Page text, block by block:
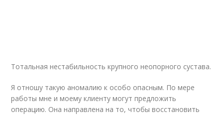
Тотальная нестабильность крупного неопорного сустава.
Я отношу такую аномалию к особо опасным. По мере
работы мне и моему клиенту могут предложить
операцию. Она направлена на то, чтобы восстановить